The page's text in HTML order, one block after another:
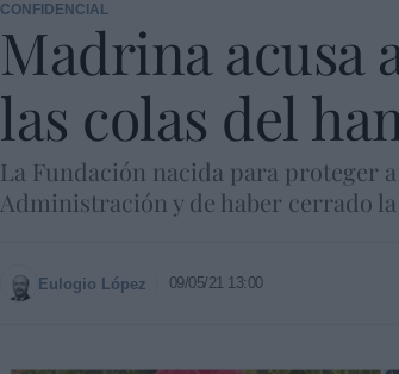
CONFIDENCIAL
Madrina acusa
las colas del
La Fundación nacida para proteger
Administración y de haber cerrado
Eulogio López 09/05/21 13:00